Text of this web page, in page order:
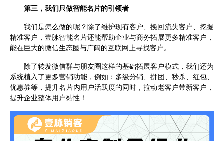
第三，我们只做智能名片的引领者
我们是怎么做的呢？除了维护现有客户、挽回流失客户、挖掘
精准客户，壹脉智能名片还能帮助企业与商务拓展更多精准客户，
能在巨大的微信生态圈与广阔的互联网上寻找客户。
除了转发微信群与朋友圈这样的基础拓展客户模式，我们还为
系统植入了更多营销功能，例如：多级分销、拼团、秒杀、红包、
优惠券等，提升名片内用户活跃度的同时，拉动老客户带新客户，
提升企业整体用户黏性！